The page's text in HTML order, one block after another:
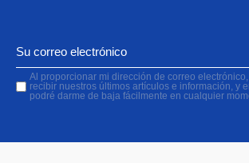
Al proporcionar mi dirección de correo
recibir nuestros últimos artículos e información, y
podré darme de baja fácilmente en cualquier